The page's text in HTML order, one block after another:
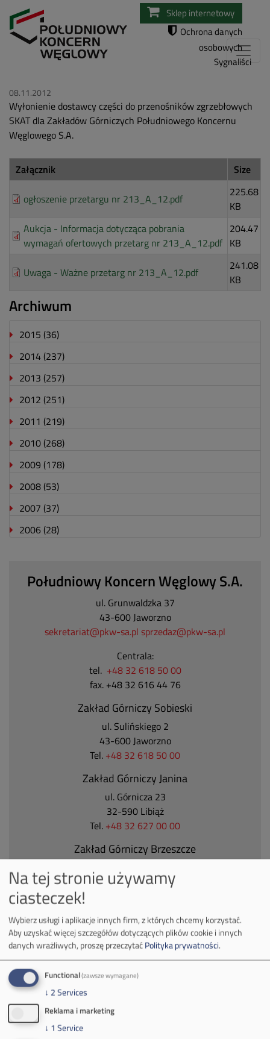
Przejdź
do
Sklep internetowy
Ochrona danych
osobowych
Sygnaliści
08.11.2012
Wyłonienie dostawcy części do przenośników zgrzebłowych
SKAT dla Zakładów Górniczych Południowego Koncernu
Węglowego S.A.
Załącznik Size
ogłoszenie przetargu nr 213_A_12.pdf
225.68
KB
Aukcja - Informacja dotycząca pobrania
wymagań ofertowych przetarg nr 213_A_12.pdf
204.47
KB
Uwaga - Ważne przetarg nr 213_A_12.pdf
241.08
KB
Archiwum
2015 (36)
2014 (237)
2013 (257)
2012 (251)
2011 (219)
2010 (268)
2009 (178)
2008 (53)
2007 (37)
2006 (28)
Południowy Koncern Węglowy S.A.
ul. Grunwaldzka 37
43-600 Jaworzno
sekretariat@pkw-sa.pl sprzedaz@pkw-sa.pl
Centrala:
tel. +48 32 618 50 00
fax. +48 32 616 44 76
Zakład Górniczy Sobieski
ul. Sulińskiego 2
43-600 Jaworzno
Tel. +48 32 618 50 00
Zakład Górniczy Janina
ul. Górnicza 23
32-590 Libiąż
Tel. +48 32 627 00 00
Zakład Górniczy Brzeszcze
32-620 Brzeszcze
Kontakt dla mediów:
mail:media@pkw-sa.pl
tel.:+48 32 618 56 02
(poniedziałek-piątek 7:00-15:00)
Na tej stronie używamy
ciasteczek!
Wybierz usługi i aplikacje innych firm, z których chcemy korzystać.
Aby uzyskać więcej szczegółów dotyczących plików cookie i innych
danych wrażliwych, proszę przeczytaćPolityka prywatności.
Functional(zawsze wymagane)
↓ 2Services
Reklama i marketing
↓ 1 Service